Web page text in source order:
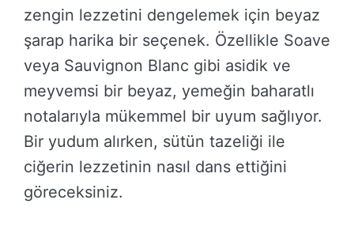
zengin lezzetini dengelemek için beyaz
şarap harika bir seçenek. Özellikle Soave
veya Sauvignon Blanc gibi asidik ve
meyvemsi bir beyaz, yemeğin baharatlı
notalarıyla mükemmel bir uyum sağlıyor.
Bir yudum alırken, sütün tazeliği ile
ciğerin lezzetinin nasıl dans ettiğini
göreceksiniz.